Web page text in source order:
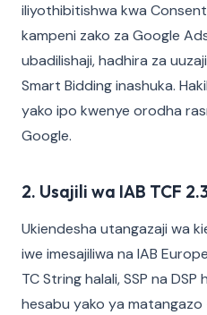
iliyothibitishwa kwa
kampeni zako za Google
ubadilishaji, hadhira za
Smart Bidding inashuka.
yako ipo kwenye orodha
Google.
2. Usajili wa IAB TCF
Ukiendesha utangazaji wa
iwe imesajiliwa na IAB
TC String halali, SSP na
hesabu yako ya matangazo